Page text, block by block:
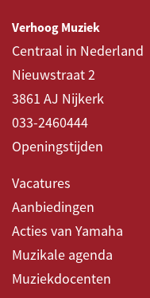
Verhoog Muziek
Centraal in Nederland
Nieuwstraat 2
3861 AJ Nijkerk
033-2460444
Openingstijden
Vacatures
Aanbiedingen
Acties van Yamaha
Muzikale agenda
Muziekdocenten